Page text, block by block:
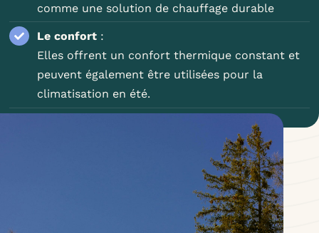
comme une solution de chauffage durable
Le confort :
Elles offrent un confort thermique constant et
peuvent également être utilisées pour la
climatisation en été.